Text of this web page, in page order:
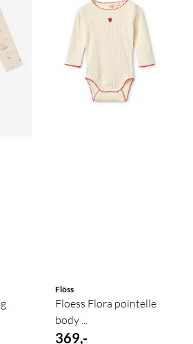
Flöss
Floess Flora pointelle
body ...
369,-